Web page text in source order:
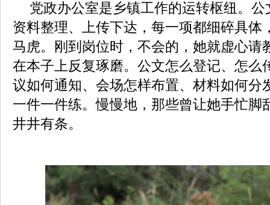
党政办公室是乡镇工作的运转枢纽。
资料整理、上传下达，每一项都细碎具体
马虎。刚到岗位时，不会的，她就虚心请
在本子上反复琢磨。公文怎么登记、怎么
议如何通知、会场怎样布置、材料如何分
一件一件练。慢慢地，那些曾让她手忙脚
井井有条。